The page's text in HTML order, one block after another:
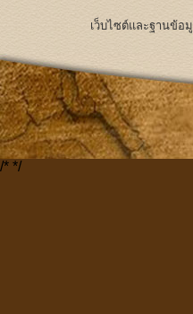
เว็บไซต์และฐานข้อ
/* */